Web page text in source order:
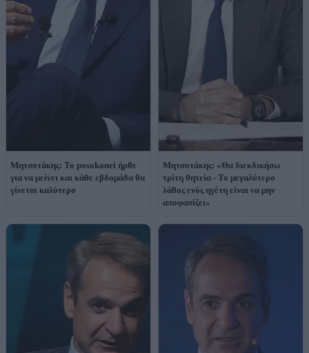
Μητσοτάκης: Το posokanei ήρθε
για να μείνει και κάθε εβδομάδα θα
γίνεται καλύτερο
Μητσοτάκης: «Θα διεκδικήσω
τρίτη θητεία - Το μεγαλύτερο
λάθος ενός ηγέτη είναι να μην
αποφασίζει»